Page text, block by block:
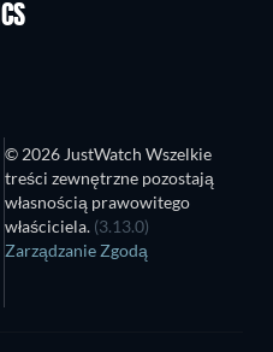
© 2026 JustWatch Wszelkie
treści zewnętrzne pozostają
własnością prawowitego
właściciela. (3.13.0)
Zarządzanie Zgodą